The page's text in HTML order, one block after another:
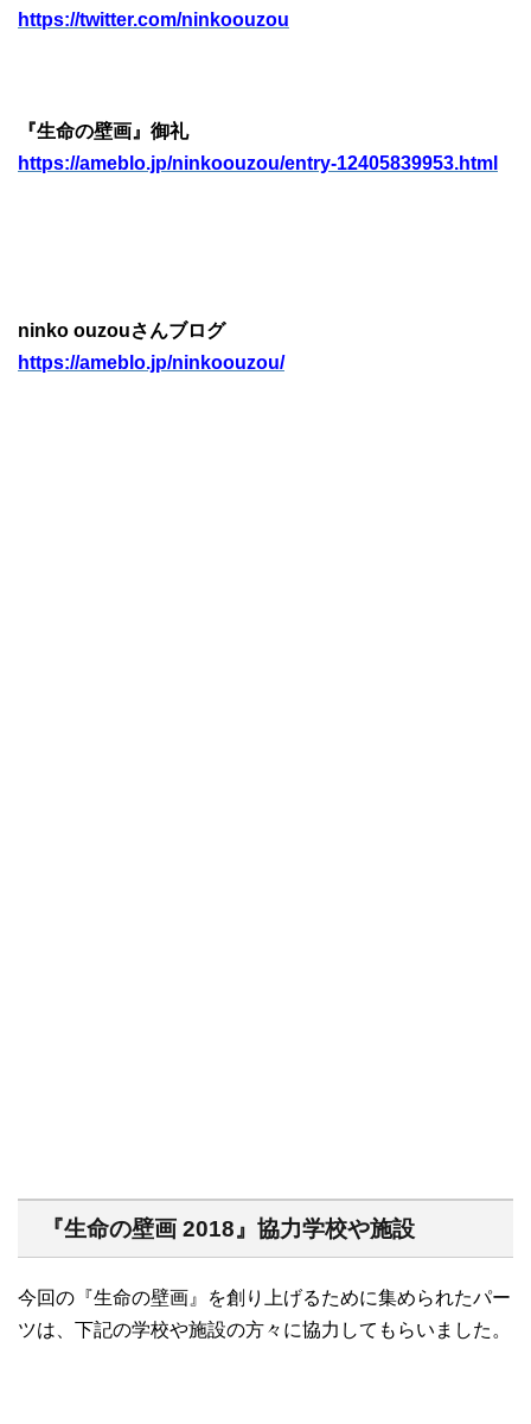
https://twitter.com/ninkoouzou
『生命の壁画』御礼
https://ameblo.jp/ninkoouzou/entry-12405839953.html
ninko ouzouさんブログ
https://ameblo.jp/ninkoouzou/
『生命の壁画 2018』協力学校や施設
今回の『生命の壁画』を創り上げるために集められたパー
ツは、下記の学校や施設の方々に協力してもらいました。